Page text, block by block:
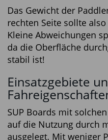
Das Gewicht der
rechten Seite sollte
Kleine Abweichungen
da die Oberfläche
stabil ist!
Einsatzgebiete
SUP Boards mit
auf die Nutzung durch
ausgelegt. Mit weniger